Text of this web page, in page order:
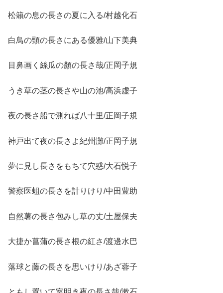
松籟の息の長さの夏に入る/村越化石
白鳥の頸の長さにある優雅/山下美典
目鼻画く絲瓜の顏の長さ哉/正岡子規
うき草の茎の長さや山の池/高浜虚子
夜の長さ船で測れば八十里/正岡子規
神戸出て夜の長さよ紀州灘/正岡子規
夢に見し長さをもちて穴惑/大石悦子
警察医蛆の長さを計りけり/中田豊助
自然薯の長さ包みし草の丈/土屋保夫
大捷か菖蒲の長さ根の紅さ/渡邊水巴
落球と藤の長さを思いけり/あざ蓉子